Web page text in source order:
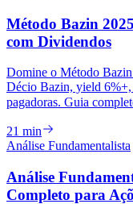
Método Bazin
com Dividendos
Domine o Método
Décio Bazin, yield 6%+,
pagadoras. Guia
21 min
Análise Fundamentalista
Análise
Completo para